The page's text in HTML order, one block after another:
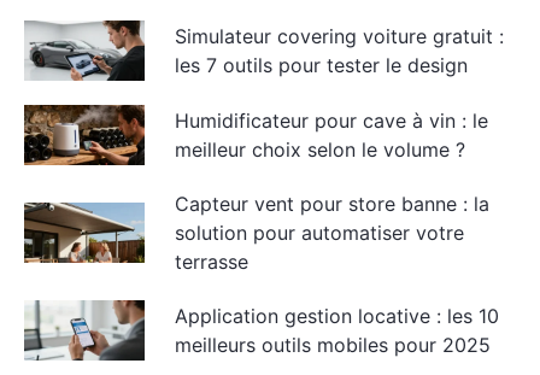
Simulateur covering voiture gratuit :
les 7 outils pour tester le design
Humidificateur pour cave à vin : le
meilleur choix selon le volume ?
Capteur vent pour store banne : la
solution pour automatiser votre
terrasse
Application gestion locative : les 10
meilleurs outils mobiles pour 2025